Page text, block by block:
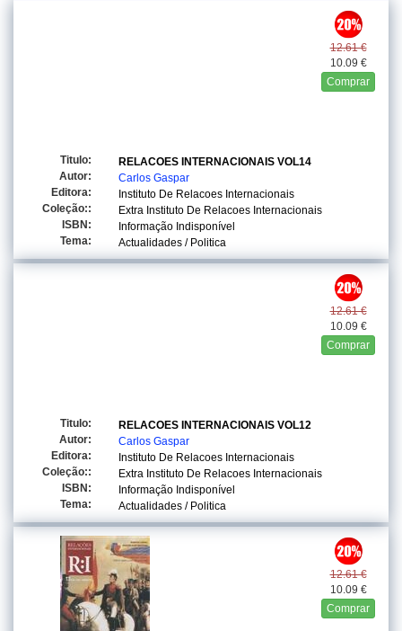
12.61 €
10.09 €
Comprar
Titulo:
RELACOES INTERNACIONAIS VOL14
Autor:
Carlos Gaspar
Editora:
Instituto De Relacoes Internacionais
Coleção::
Extra Instituto De Relacoes Internacionais
ISBN:
Informação Indisponível
Tema:
Actualidades / Politica
12.61 €
10.09 €
Comprar
Titulo:
RELACOES INTERNACIONAIS VOL12
Autor:
Carlos Gaspar
Editora:
Instituto De Relacoes Internacionais
Coleção::
Extra Instituto De Relacoes Internacionais
ISBN:
Informação Indisponível
Tema:
Actualidades / Politica
12.61 €
10.09 €
Comprar